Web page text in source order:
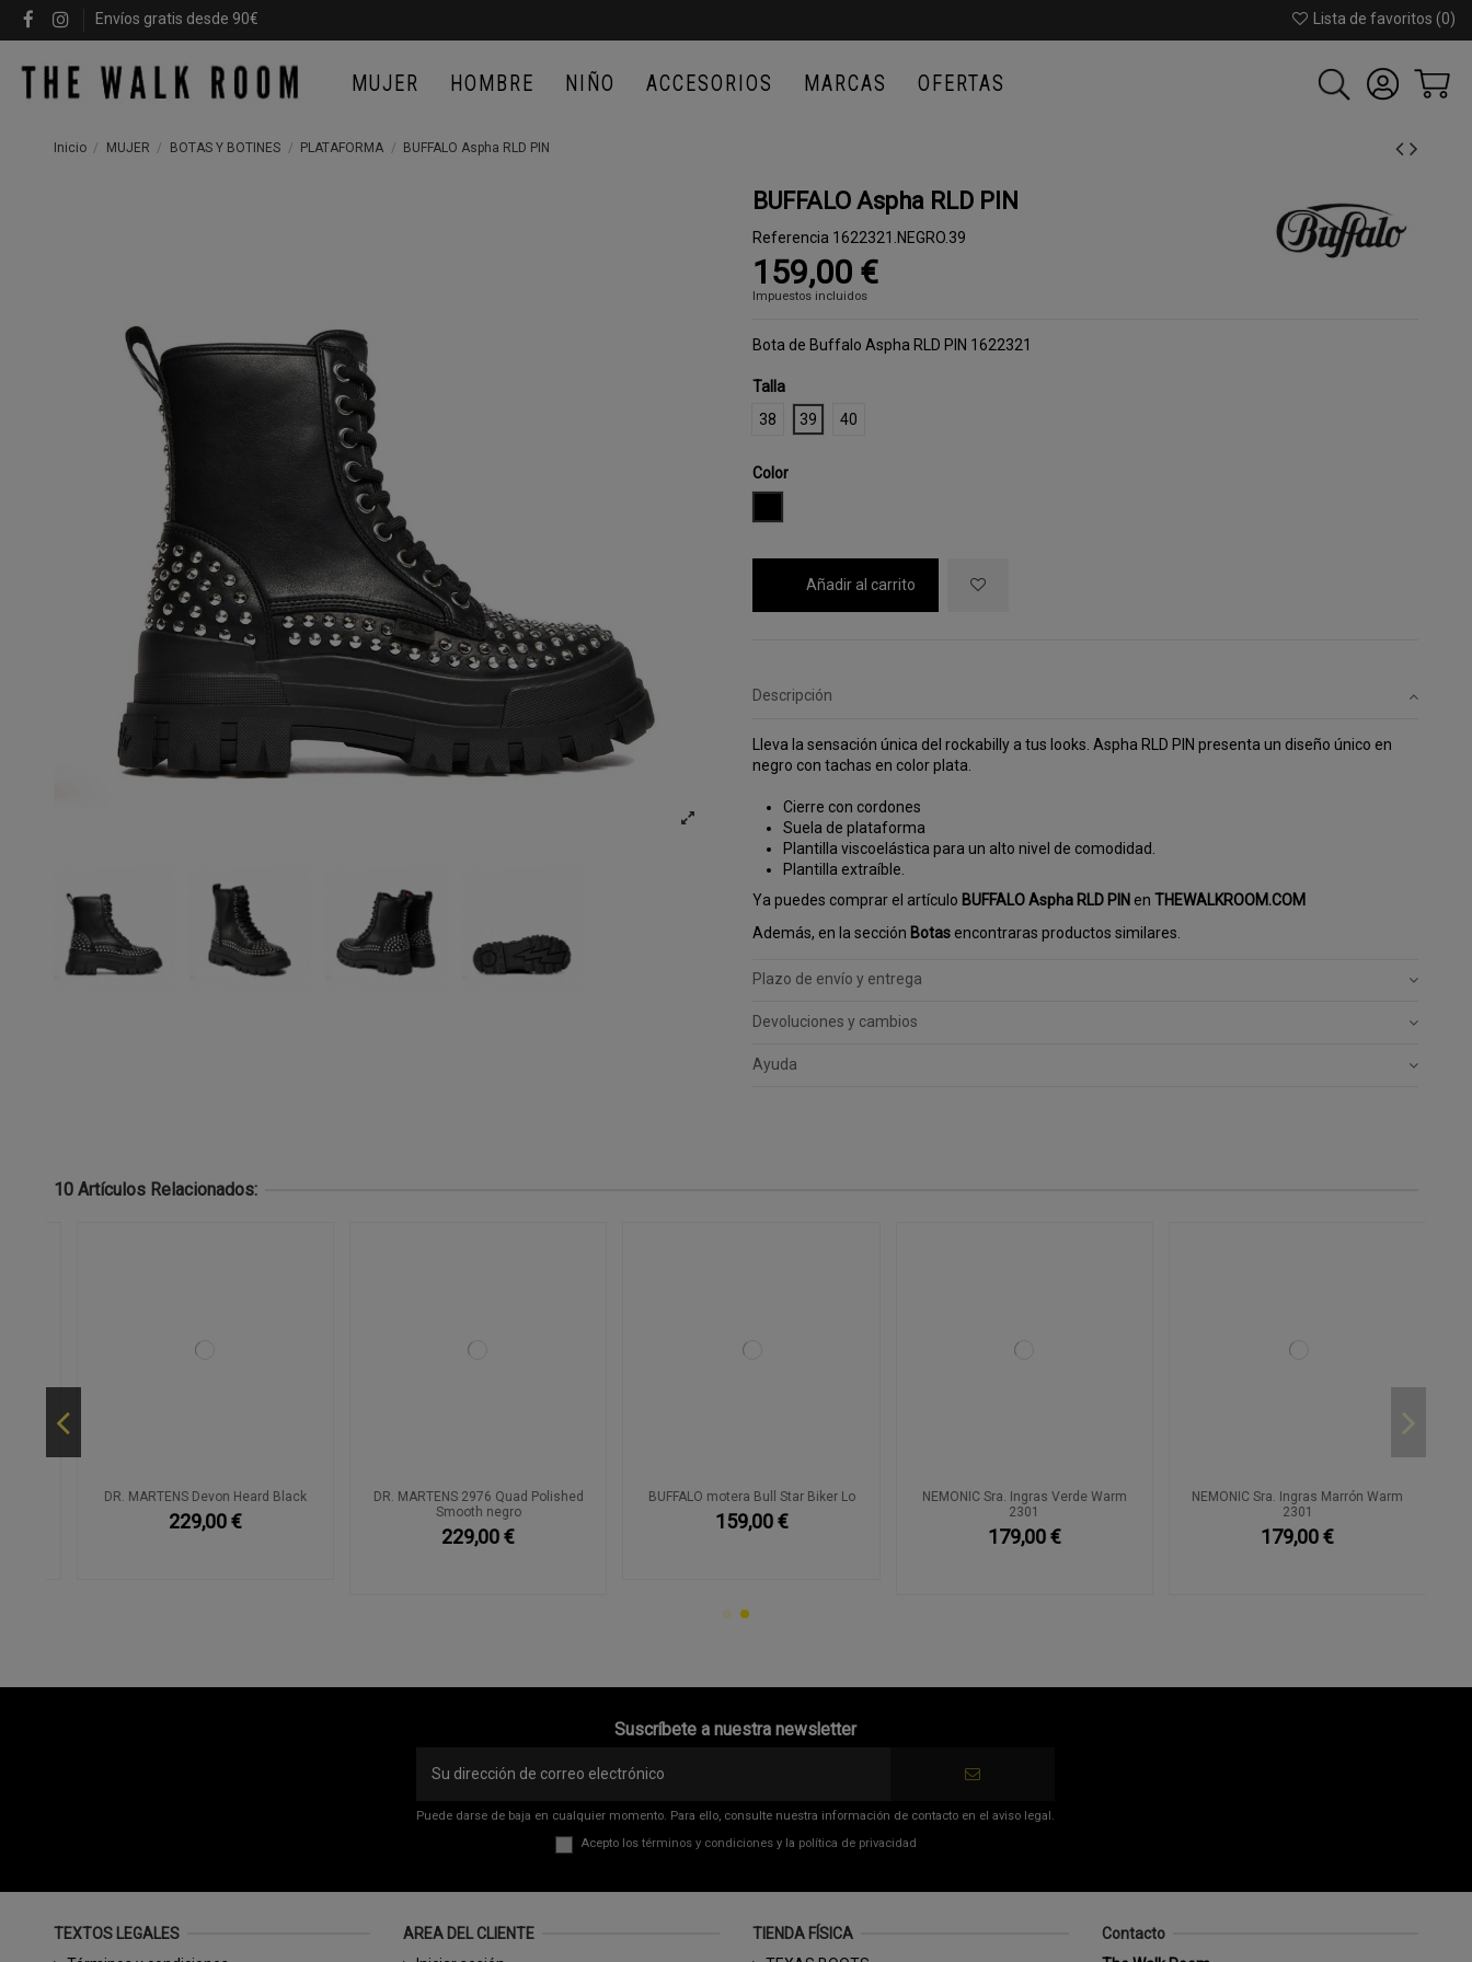
Envíos gratis desde 90€ Lista de favoritos (0)
MUJER HOMBRE NIÑO ACCESORIOS MARCAS OFERTAS
Inicio MUJER BOTAS Y BOTINES PLATAFORMA BUFFALO Aspha RLD PIN
BUFFALO Aspha RLD PIN
Referencia 1622321.NEGRO.39
159,00 €
Impuestos incluidos
Bota de Buffalo Aspha RLD PIN 1622321
Talla
38
39 40
Color
Añadir al carrito
Descripción
Lleva la sensación única del rockabilly a tus looks. Aspha RLD PIN presenta un diseño único en
negro con tachas en color plata.
Cierre con cordones
Suela de plataforma
Plantilla viscoelástica para un alto nivel de comodidad.
Plantilla extraíble.
Ya puedes comprar el artículo BUFFALO Aspha RLD PINen THEWALKROOM.COM
Además, en la sección Botasencontraras productos similares.
Plazo de envío y entrega
Devoluciones y cambios
Ayuda
10 Artículos Relacionados:
DR. MARTENS Devon Heard Black
229,00 €
DR. MARTENS 2976 Quad Polished
Smooth negro
229,00 €
BUFFALO motera Bull Star Biker Lo
159,00 €
NEMONIC Sra. Ingras Verde Warm
2301
179,00 €
NEMONIC Sra. Ingras Marrón Warm
2301
179,00 €
Suscríbete a nuestra newsletter
Puede darse de baja en cualquier momento. Para ello, consulte nuestra información de contacto en el aviso legal.
Acepto los términos y condicionesy la política de privacidad
TEXTOS LEGALES
AREA DEL CLIENTE
TIENDA FÍSICA
Contacto